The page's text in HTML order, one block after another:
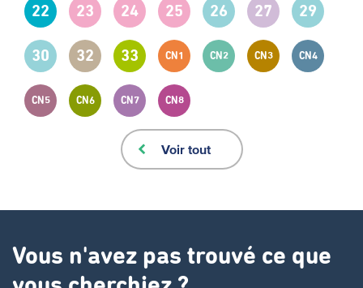
22 23 24 25 26 27 29
30 32 33 CN1 CN2 CN3 CN4
CN5 CN6 CN7 CN8
Voir tout
Vous n'avez pas trouvé ce que